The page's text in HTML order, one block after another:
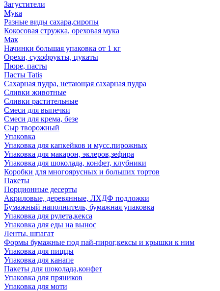
Загустители
Мука
Разные виды сахара,сиропы
Кокосовая стружка, ореховая мука
Мак
Начинки большая упаковка от 1 кг
Орехи, сухофрукты, цукаты
Пюре, пасты
Пасты Tatis
Сахарная пудра, нетающая сахарная пудра
Сливки животные
Сливки растительные
Смеси для выпечки
Смеси для крема, безе
Сыр творожный
Упаковка
Упаковка для капкейков и мусс.пирожных
Упаковка для макарон, эклеров,зефира
Упаковка для шоколада, конфет, клубники
Коробки для многоярусных и больших тортов
Пакеты
Порционные десерты
Акриловые, деревянные, ЛХДФ подложки
Бумажный наполнитель, бумажная упаковка
Упаковка для рулета,кекса
Упаковка для еды на вынос
Ленты, шпагат
Формы бумажные под пай-пирог,кексы и крышки к ним
Упаковка для пиццы
Упаковка для канапе
Пакеты для шоколада,конфет
Упаковка для пряников
Упаковка для моти